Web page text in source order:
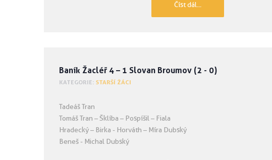
Číst dál...
Baník Žacléř 4 – 1 Slovan Broumov (2 - 0)
KATEGORIE: STARŠÍ ŽÁCI
Tadeáš Tran
Tomáš Tran – Šklíba – Pospíšil – Fiala
Hradecký – Birka - Horváth – Míra Dubský
Beneš - Michal Dubský